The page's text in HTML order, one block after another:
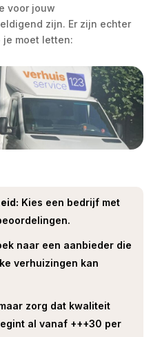
voor jouw
zijn. Er zijn echter
moet letten:
Kies een bedrijf met
naar een aanbieder die
verhuizingen kan
zorg dat kwaliteit
al vanaf +++30 per